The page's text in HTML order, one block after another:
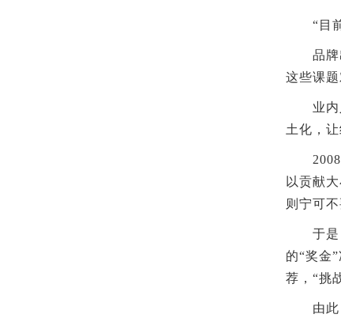
“目前
品牌出
这些课
业内人
土化，
2008年
以贡献
则宁可
于是，
的“奖金
荐，“挑
由此，